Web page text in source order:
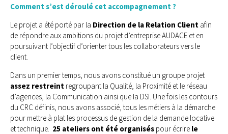
Comment s’est déroulé cet accompagnement ?
Le projet a été porté par la Direction de la Relation Client afin
de répondre aux ambitions du projet d’entreprise AUDACE et en
poursuivant l’objectif d’orienter tous les collaborateurs vers le
client.
Dans un premier temps, nous avons constitué un groupe projet
assez restreint regroupant la Qualité, la Proximité et le réseau
d’agences, la Communication ainsi que la DSI. Une fois les contours
du CRC définis, nous avons associé, tous les métiers à la démarche
pour mettre à plat les processus de gestion de la demande locative
et technique. 25 ateliers ont été organisés pour écrire le